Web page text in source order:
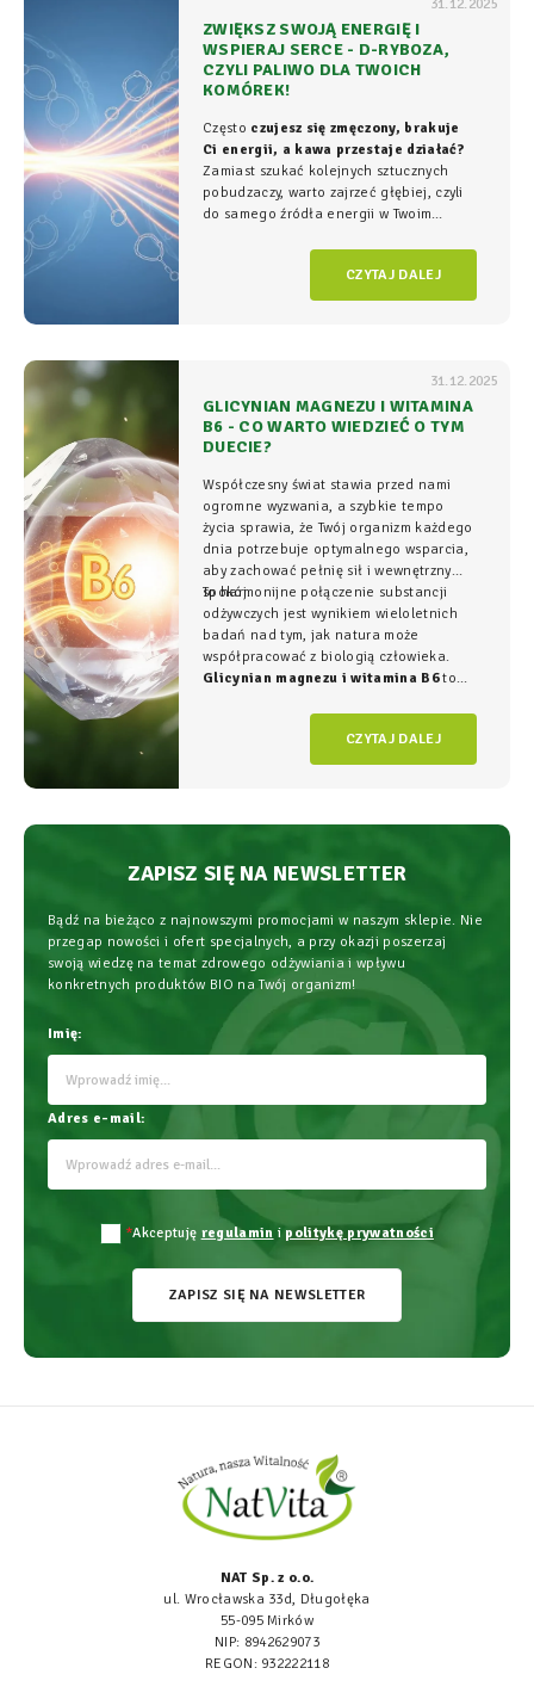
31.12.2025
ZWIĘKSZ SWOJĄ ENERGIĘ I
WSPIERAJ SERCE - D-RYBOZA,
CZYLI PALIWO DLA TWOICH
KOMÓREK!
Często czujesz się zmęczony, brakuje
Ci energii, a kawa przestaje działać?
Zamiast szukać kolejnych sztucznych
pobudzaczy, warto zajrzeć głębiej, czyli
do samego źródła energii w Twoim
komórkowym rozgrywa się cała
CZYTAJ DALEJ
31.12.2025
GLICYNIAN MAGNEZU I WITAMINA
B6 - CO WARTO WIEDZIEĆ O TYM
DUECIE?
Współczesny świat stawia przed nami
ogromne wyzwania, a szybkie tempo
życia sprawia, że Twój organizm każdego
dnia potrzebuje optymalnego wsparcia,
aby zachować pełnię sił i wewnętrzny
spokój.
To harmonijne połączenie substancji
odżywczych jest wynikiem wieloletnich
badań nad tym, jak natura może
współpracować z biologią człowieka.
Glicynian magnezu i witamina B6to
fundament świadomego wspierania
organizmu, łączący wysoką skuteczność z
najwyższym bezpieczeństwem
CZYTAJ DALEJ
ZAPISZ SIĘ NA NEWSLETTER
Bądź na bieżąco z najnowszymi promocjami w naszym sklepie. Nie
przegap nowości i ofert specjalnych, a przy okazji poszerzaj
swoją wiedzę na temat zdrowego odżywiania i wpływu
konkretnych produktów BIO na Twój organizm!
Imię:
Adres e-mail:
*Akceptuję regulamin i politykę prywatności
ZAPISZ SIĘ NA NEWSLETTER
NAT Sp. z o.o.
ul. Wrocławska 33d, Długołęka
55-095 Mirków
NIP: 8942629073
REGON: 932222118